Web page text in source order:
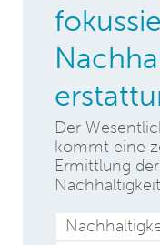
Der
kommt eine
Ermittlung